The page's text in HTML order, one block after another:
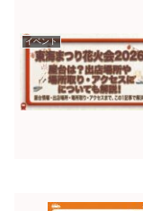
イベント